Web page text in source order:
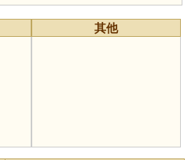
其他